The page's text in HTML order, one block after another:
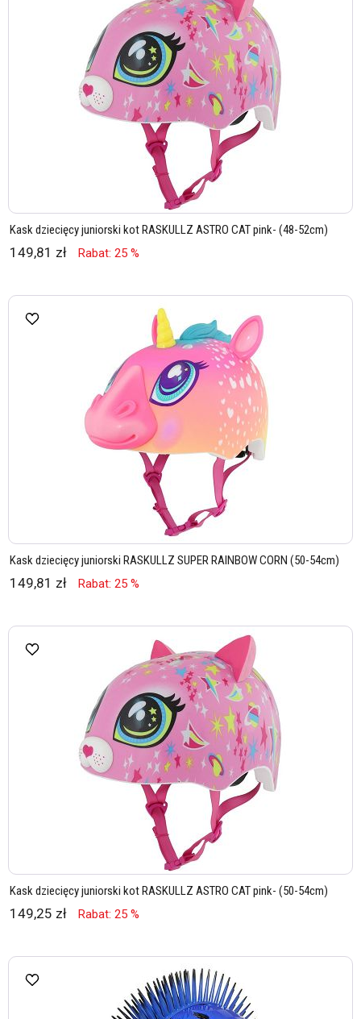
Kask dziecięcy juniorski kot RASKULLZ ASTRO CAT pink- (48-52cm)
149,81 zł Rabat: 25 %
Kask dziecięcy juniorski RASKULLZ SUPER RAINBOW CORN (50-54cm)
149,81 zł Rabat: 25 %
Kask dziecięcy juniorski kot RASKULLZ ASTRO CAT pink- (50-54cm)
149,25 zł Rabat: 25 %